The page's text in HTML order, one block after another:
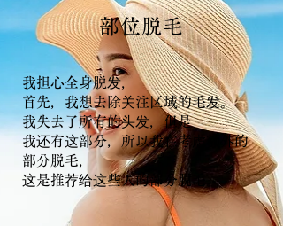
部位脱毛
我担心全身脱发，
首先，我想去除关注区域的毛发。
我失去了所有的头发，但是
我还有这部分，所以我在考虑额外的
部分脱毛，
这是推荐给这些人的部分脱毛。